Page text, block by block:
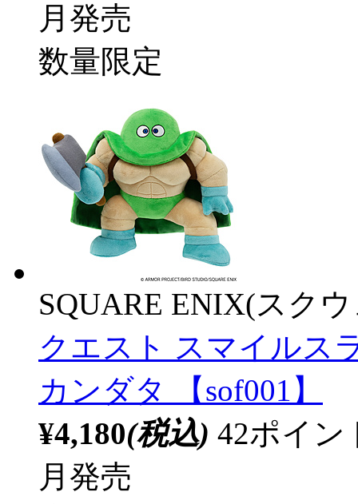
月発売
数量限定
SQUARE ENIX(スク
クエスト スマイルス
カンダタ 【sof001】
¥4,180(税込) 42ポイ
月発売